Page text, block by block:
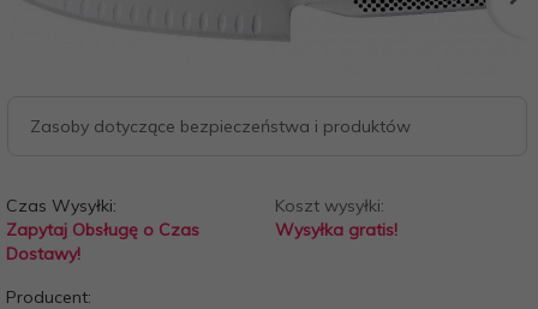
Zasoby dotyczące bezpieczeństwa i produktów
Czas Wysyłki:
Zapytaj Obsługę o Czas
Dostawy!
Koszt wysyłki:
Wysyłka gratis!
Producent: